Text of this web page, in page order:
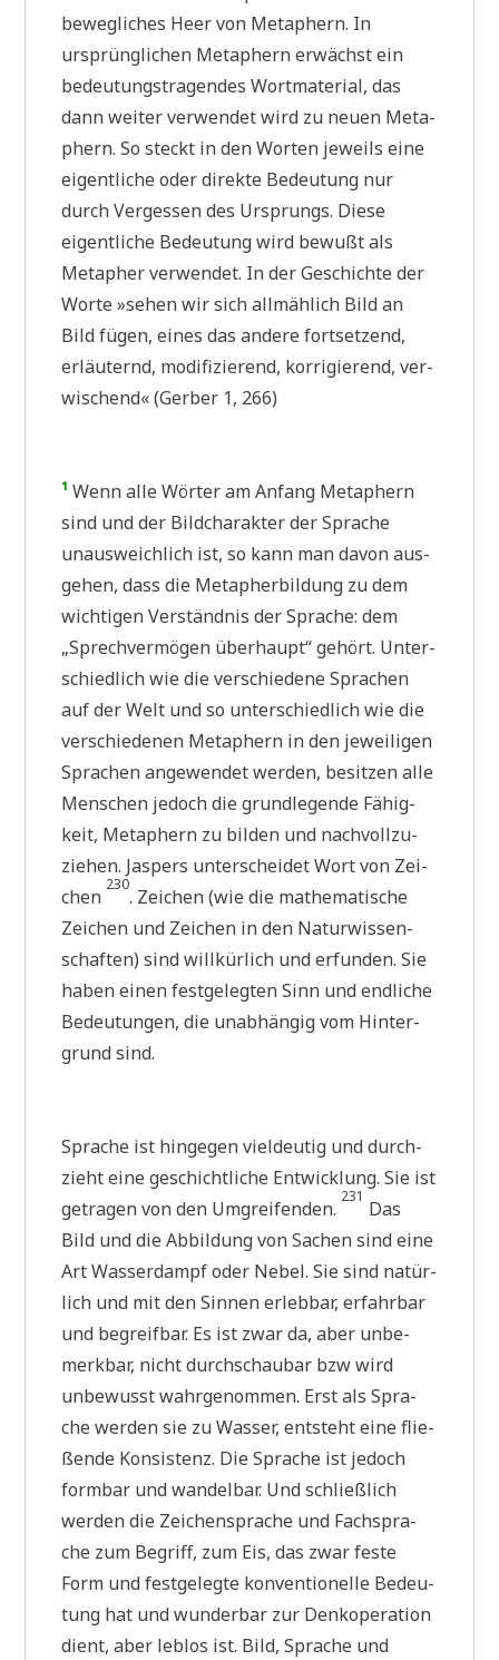
beweg­li­ches Heer von Meta­phern. In
ursprüng­li­chen Meta­phern erwächst ein
bedeu­tungs­tra­gen­des Wort­ma­te­ri­al, das
dann wei­ter ver­wen­det wird zu neu­en Meta­
phern. So steckt in den Wor­ten jeweils eine
eigent­li­che oder direk­te Bedeu­tung nur
durch Ver­ges­sen des Ursprungs. Die­se
eigent­li­che Bedeu­tung wird bewußt als
Meta­pher ver­wen­det. In der Geschich­te der
Wor­te »sehen wir sich all­mäh­lich Bild an
Bild fügen, eines das ande­re fort­set­zend,
erläu­ternd, modi­fi­zie­rend, kor­ri­gie­rend, ver­
wi­schend« (Ger­ber 1, 266)
¹ Wenn alle Wör­ter am Anfang Meta­phern
sind und der Bild­cha­rak­ter der Spra­che
unaus­weich­lich ist, so kann man davon aus­
ge­hen, dass die Meta­pher­bil­dung zu dem
wich­ti­gen Ver­ständ­nis der Spra­che: dem
„Sprech­ver­mö­gen über­haupt“ gehört. Unter­
schied­lich wie die ver­schie­de­ne Spra­chen
auf der Welt und so unter­schied­lich wie die
ver­schie­de­nen Meta­phern in den jewei­li­gen
Spra­chen ange­wen­det wer­den, besit­zen alle
Men­schen jedoch die grund­le­gen­de Fähig­
keit, Meta­phern zu bil­den und nach­voll­zu­
zie­hen. Jas­pers unter­schei­det Wort von Zei­
chen
230
. Zei­chen (wie die mathe­ma­ti­sche
Zei­chen und Zei­chen in den Natur­wis­sen­
schaf­ten) sind will­kür­lich und erfun­den. Sie
haben einen fest­ge­leg­ten Sinn und end­li­che
Bedeu­tun­gen, die unab­hän­gig vom Hin­ter­
grund sind.
Spra­che ist hin­ge­gen viel­deu­tig und durch­
zieht eine geschicht­li­che Ent­wick­lung. Sie ist
getra­gen von den Umgrei­fen­den.
231
Das
Bild und die Abbil­dung von Sachen sind eine
Art Was­ser­dampf oder Nebel. Sie sind natür­
lich und mit den Sin­nen erleb­bar, erfahr­bar
und begreif­bar. Es ist zwar da, aber unbe­
merk­bar, nicht durch­schau­bar bzw wird
unbe­wusst wahr­ge­nom­men. Erst als Spra­
che wer­den sie zu Was­ser, ent­steht eine flie­
ßen­de Kon­si­stenz. Die Spra­che ist jedoch
form­bar und wan­del­bar. Und schließ­lich
wer­den die Zei­chen­spra­che und Fach­spra­
che zum Begriff, zum Eis, das zwar feste
Form und fest­ge­leg­te kon­ven­tio­nel­le Bedeu­
tung hat und wun­der­bar zur Denk­ope­ra­ti­on
dient, aber leb­los ist. Bild, Spra­che und